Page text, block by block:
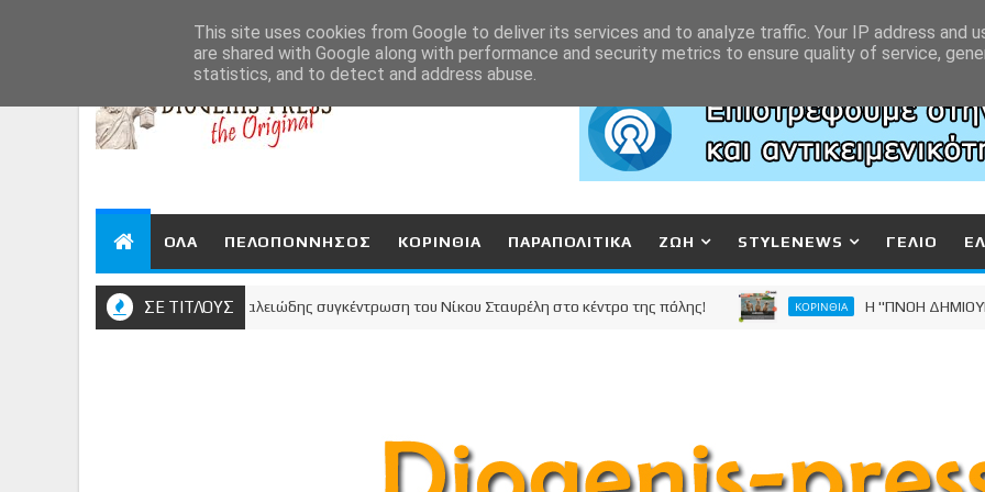
ΟΛΑ ΠΕΛΟΠΟΝΝΗΣΟΣ ΚΟΡΙΝΘΙΑ ΠΑΡΑΠΟΛΙΤΙΚΑ ΖΩΗ STYLENEWS ΓΕΛΙΟ
ΣΕ ΤΙΤΛΟΥΣ
Η Κόρινθος μίλησε - Μεγαλειώδης συγκέντρωση του Νίκου Σταυρέλη στο κέντρο της πόλης! ΚΟΡΙΝΘΙΑ Η "ΠΝΟΗ ΔΗΜΙΟΥΡΓΙΑΣ"
This site uses cookies from Google to deliver its services and to analyze traffic. Your IP address and
are shared with Google along with performance and security metrics to ensure quality of service,
statistics, and to detect and address abuse.